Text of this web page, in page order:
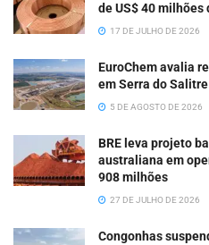
de US$ 40 milhões
17 DE JULHO DE 2026
EuroChem avalia
em Serra do
5 DE AGOSTO DE 2026
BRE leva projeto
australiana em
908 milhões
27 DE JULHO DE 2026
Congonhas